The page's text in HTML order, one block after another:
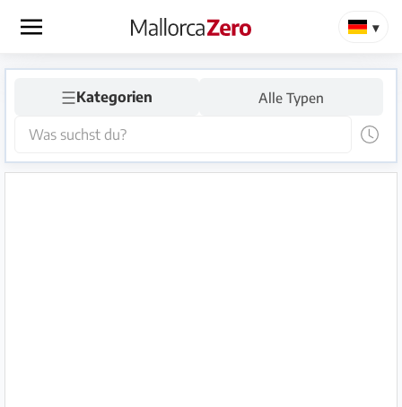
×
Startseite
Anzeige
aufgeben
☰Kategorien Alle Typen